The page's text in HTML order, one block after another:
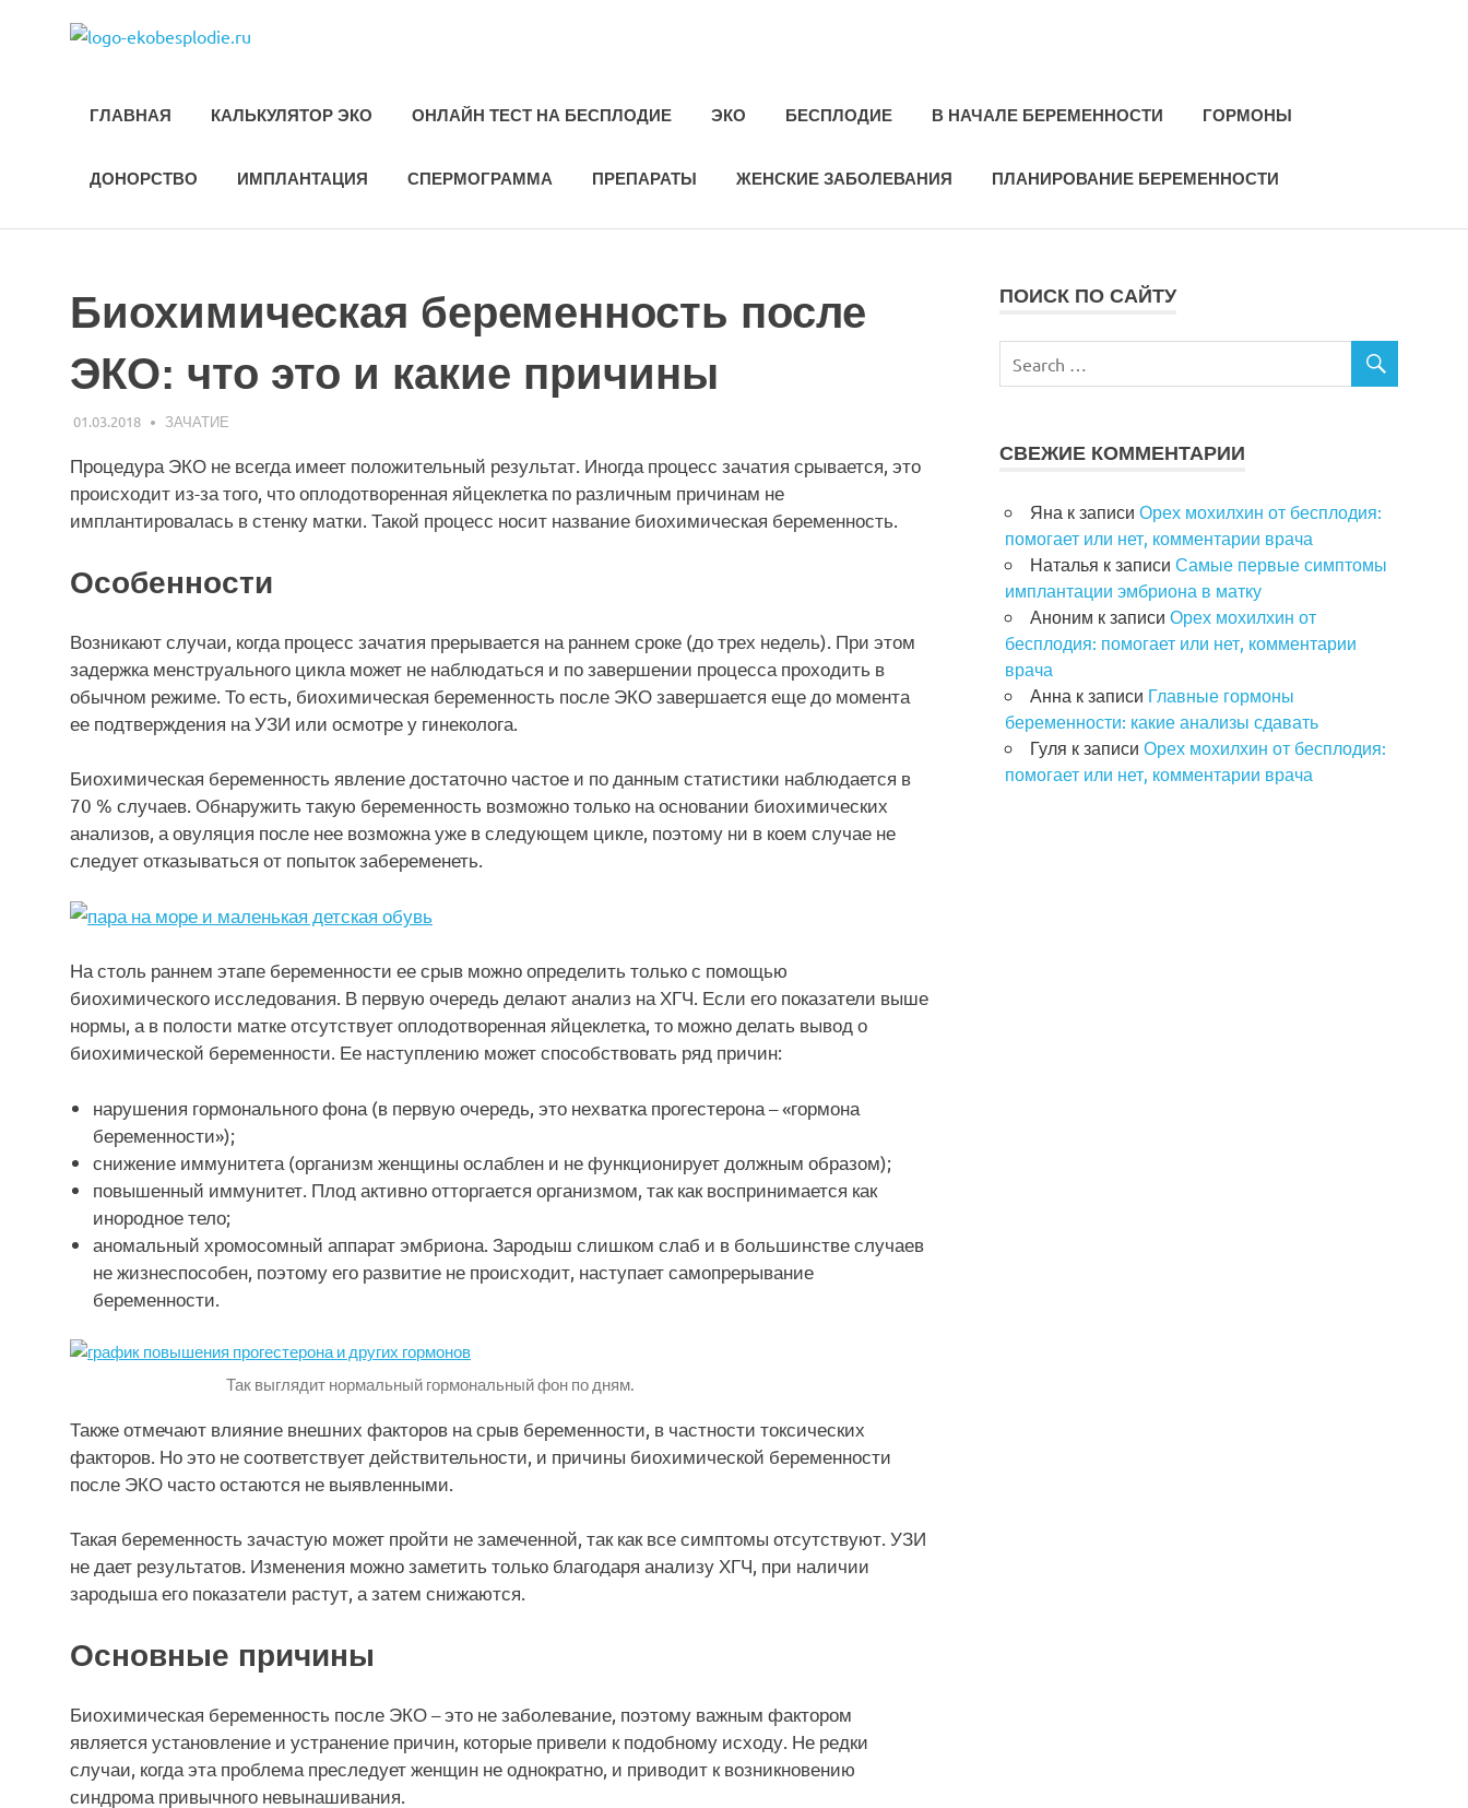
бесплодия
ГЛАВНАЯ КАЛЬКУЛЯТОР ЭКО ОНЛАЙН ТЕСТ НА БЕСПЛОДИЕ ЭКО БЕСПЛОДИЕ В НАЧАЛЕ БЕРЕМЕННОСТИ ГОРМОНЫ
ДОНОРСТВО ИМПЛАНТАЦИЯ СПЕРМОГРАММА ПРЕПАРАТЫ ЖЕНСКИЕ ЗАБОЛЕВАНИЯ ПЛАНИРОВАНИЕ БЕРЕМЕННОСТИ
Биохимическая беременность после
ЭКО: что это и какие причины
01.03.2018 ЭКО-1
ЗАЧАТИЕ
Процедура ЭКО не всегда имеет положительный результат. Иногда процесс зачатия срывается, это
происходит из-за того, что оплодотворенная яйцеклетка по различным причинам не
имплантировалась в стенку матки. Такой процесс носит название биохимическая беременность.
Особенности
Возникают случаи, когда процесс зачатия прерывается на раннем сроке (до трех недель). При этом
задержка менструального цикла может не наблюдаться и по завершении процесса проходить в
обычном режиме. То есть, биохимическая беременность после ЭКО завершается еще до момента
ее подтверждения на УЗИ или осмотре у гинеколога.
Биохимическая беременность явление достаточно частое и по данным статистики наблюдается в
70 % случаев. Обнаружить такую беременность возможно только на основании биохимических
анализов, а овуляция после нее возможна уже в следующем цикле, поэтому ни в коем случае не
следует отказываться от попыток забеременеть.
На столь раннем этапе беременности ее срыв можно определить только с помощью
биохимического исследования. В первую очередь делают анализ на ХГЧ. Если его показатели выше
нормы, а в полости матке отсутствует оплодотворенная яйцеклетка, то можно делать вывод о
биохимической беременности. Ее наступлению может способствовать ряд причин:
нарушения гормонального фона (в первую очередь, это нехватка прогестерона – «гормона
беременности»);
снижение иммунитета (организм женщины ослаблен и не функционирует должным образом);
повышенный иммунитет. Плод активно отторгается организмом, так как воспринимается как
инородное тело;
аномальный хромосомный аппарат эмбриона. Зародыш слишком слаб и в большинстве случаев
не жизнеспособен, поэтому его развитие не происходит, наступает самопрерывание
беременности.
Так выглядит нормальный гормональный фон по дням.
Также отмечают влияние внешних факторов на срыв беременности, в частности токсических
факторов. Но это не соответствует действительности, и причины биохимической беременности
после ЭКО часто остаются не выявленными.
Такая беременность зачастую может пройти не замеченной, так как все симптомы отсутствуют. УЗИ
не дает результатов. Изменения можно заметить только благодаря анализу ХГЧ, при наличии
зародыша его показатели растут, а затем снижаются.
Основные причины
Биохимическая беременность после ЭКО – это не заболевание, поэтому важным фактором
является установление и устранение причин, которые привели к подобному исходу. Не редки
случаи, когда эта проблема преследует женщин не однократно, и приводит к возникновению
синдрома привычного невынашивания.
ПОИСК ПО САЙТУ
СВЕЖИЕ КОММЕНТАРИИ
Яна к записи Орех мохилхин от бесплодия:
помогает или нет, комментарии врача
Наталья к записи Самые первые симптомы
имплантации эмбриона в матку
Аноним к записи Орех мохилхин от
бесплодия: помогает или нет, комментарии
врача
Анна к записи Главные гормоны
беременности: какие анализы сдавать
Гуля к записи Орех мохилхин от бесплодия:
помогает или нет, комментарии врача